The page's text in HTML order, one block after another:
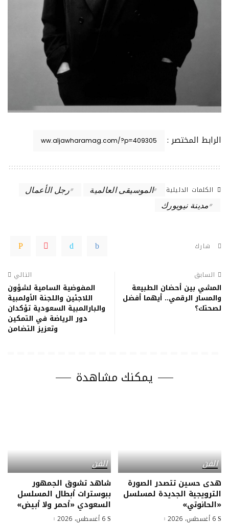
الرابط المختصر :
الكلمات الدليلية الموسيقى العالمية
رجل الأعمال
مدينة نيويورك
شارك
السابق
المشي بين أحضان الطبيعة
والمسار الرقمي.. أيهما أفضل
لصحتك؟
التالي
المفوضية السامية لشؤون
اللاجئين واللجنة الأولمبية
والبارالمبية السعودية تؤكدان
دور الرياضة في التمكين
وتعزيز التضامن
يمكنك مشاهدة
الفن
هدى حسين تتصدر الصورة
الترويجية الجديدة لمسلسل
«الحانوتي»
6 أغسطس، 2026
الفن
شاهد تشوق الجمهور
ببوسترات أبطال المسلسل
السعودي «أحمر ولا أبيض»
6 أغسطس، 2026